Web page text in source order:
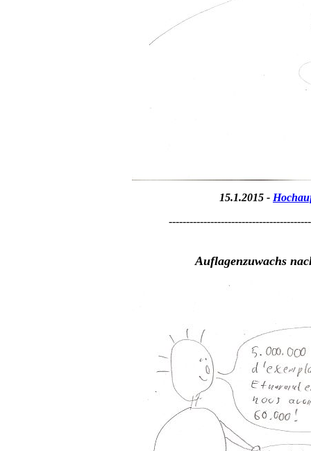
15.1.2015 -
Auflagenzuwachs